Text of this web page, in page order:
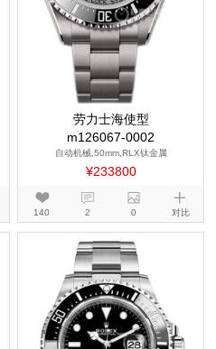
劳力士海使型
m126067-0002
自动机械,50mm,RLX钛金属
¥233800
140 2 0 对比